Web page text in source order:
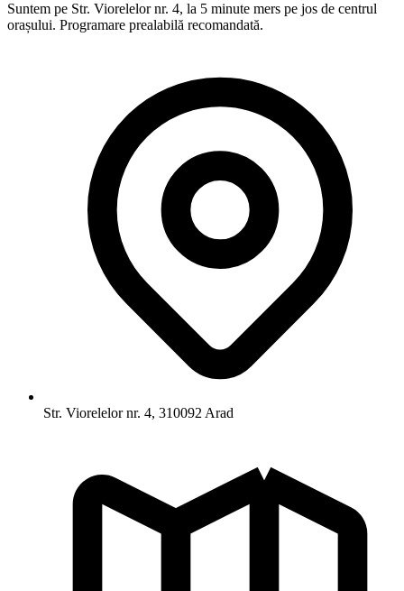
Suntem pe Str. Viorelelor nr. 4, la 5 minute mers pe jos de centrul
orașului. Programare prealabilă recomandată.
Str. Viorelelor nr. 4, 310092 Arad